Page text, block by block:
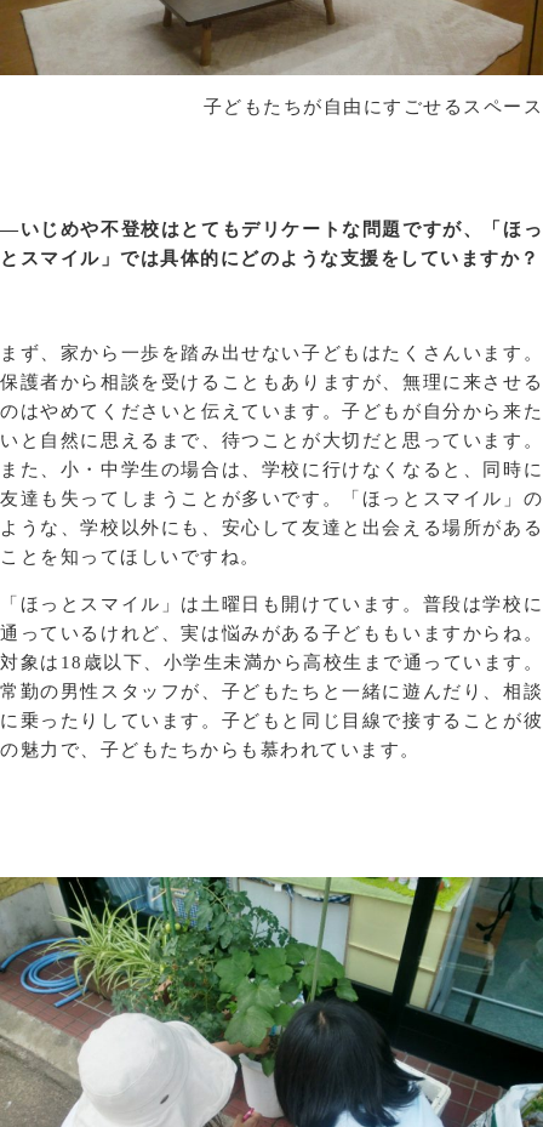
子どもたちが自由にすごせるスペース
—いじめや不登校はとてもデリケートな問題ですが、「ほっ
とスマイル」では具体的にどのような支援をしていますか？
まず、家から一歩を踏み出せない子どもはたくさんいます。
保護者から相談を受けることもありますが、無理に来させる
のはやめてくださいと伝えています。子どもが自分から来た
いと自然に思えるまで、待つことが大切だと思っています。
また、小・中学生の場合は、学校に行けなくなると、同時に
友達も失ってしまうことが多いです。「ほっとスマイル」の
ような、学校以外にも、安心して友達と出会える場所がある
ことを知ってほしいですね。
「ほっとスマイル」は土曜日も開けています。普段は学校に
通っているけれど、実は悩みがある子どももいますからね。
対象は18歳以下、小学生未満から高校生まで通っています。
常勤の男性スタッフが、子どもたちと一緒に遊んだり、相談
に乗ったりしています。子どもと同じ目線で接することが彼
の魅力で、子どもたちからも慕われています。